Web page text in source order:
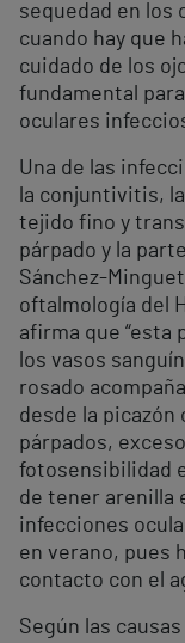
sequedad en los
cuando hay que
cuidado de los
fundamental
oculares
Una de las
la conjuntivitis,
tejido fino y
párpado y la
Sánchez-
oftalmología del
afirma que “esta
los vasos
rosado
desde la picazón
párpados,
fotosensibilidad
de tener arenilla
infecciones
en verano, pues
contacto con el
Según las